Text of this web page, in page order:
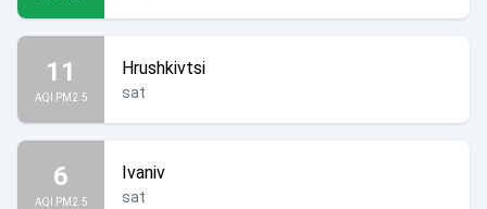
11
AQI PM2.5
Hrushkivtsi
sat
6
AQI PM2.5
Ivaniv
sat